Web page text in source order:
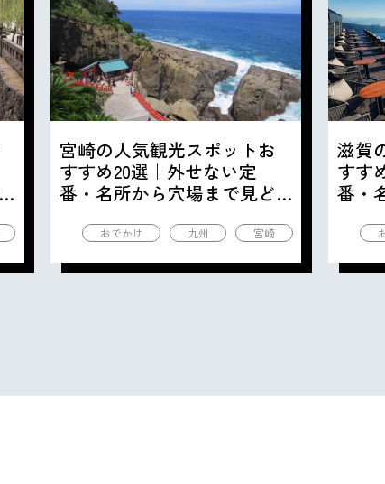
宮崎の人気観光スポットお
すすめ20選｜外せない定
番・名所から穴場まで見ど
おでかけ 九州 宮崎
滋賀
すす
番・